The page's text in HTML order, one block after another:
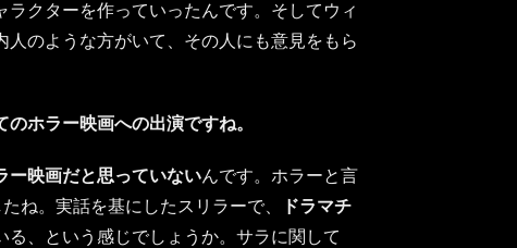
クターを作っていったんです。そしてウィ
人のような方がいて、その人にも意見をもら
ホラー映画への出演ですね。
ー映画だと思っていないんです。ホラーと言
ね。実話を基にしたスリラーで、
ドラマチ
る、という感じでしょうか。サラに関して